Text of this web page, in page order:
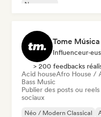
New wave
Tome Música
> 200 feedbacks
Acid houseAfro House /
Bass Music
Publier des posts ou
sociaux
Néo / Modern Classical